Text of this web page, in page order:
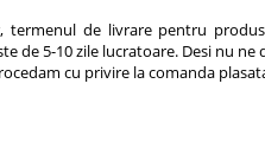
de livrare pentru
de 5-10 zile lucratoare. Desi nu
cu privire la comanda